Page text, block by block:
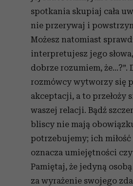
spotkania skupiaj cała
nie przerywaj i
Możesz natomiast
interpretujesz jego
dobrze rozumiem, że…?”.
rozmówcy wytworzy się
akceptacji, a to przełoży
waszej relacji. Bądź
bliscy nie mają
potrzebujemy; ich miłość
oznacza umiejętności
Pamiętaj, że jedyną
za wyrażenie swojego